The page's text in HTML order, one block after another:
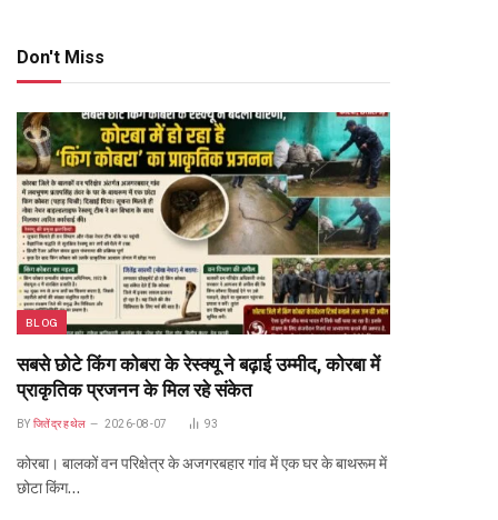
Don't Miss
BLOG
सबसे छोटे किंग कोबरा के रेस्क्यू ने बढ़ाई उम्मीद, कोरबा में
प्राकृतिक प्रजनन के मिल रहे संकेत
BY जितेंद्र हथेल 2026-08-07 93
कोरबा। बालकों वन परिक्षेत्र के अजगरबहार गांव में एक घर के बाथरूम में
छोटा किंग…